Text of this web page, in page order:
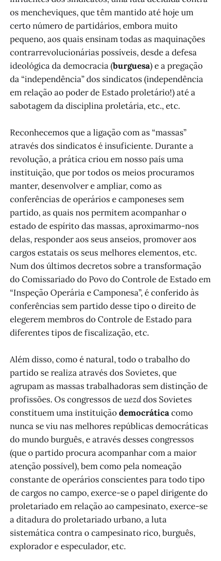
os mencheviques, que têm mantido até hoje um
certo número de partidários, embora muito
pequeno, aos quais ensinam todas as maquinações
contrarrevolucionárias possíveis, desde a defesa
ideológica da democracia (burguesa) e a pregação
da “independência” dos sindicatos (independência
em relação ao poder de Estado proletário!) até a
sabotagem da disciplina proletária, etc., etc.
Reconhecemos que a ligação com as “massas”
através dos sindicatos é insuficiente. Durante a
revolução, a prática criou em nosso país uma
instituição, que por todos os meios procuramos
manter, desenvolver e ampliar, como as
conferências de operários e camponeses sem
partido, as quais nos permitem acompanhar o
estado de espírito das massas, aproximarmo-nos
delas, responder aos seus anseios, promover aos
cargos estatais os seus melhores elementos, etc.
Num dos últimos decretos sobre a transformação
do Comissariado do Povo do Controle de Estado em
“Inspeção Operária e Camponesa”, é conferido às
conferências sem partido desse tipo o direito de
elegerem membros do Controle de Estado para
diferentes tipos de fiscalização, etc.
Além disso, como é natural, todo o trabalho do
partido se realiza através dos Sovietes, que
agrupam as massas trabalhadoras sem distinção de
profissões. Os congressos deuezddos Sovietes
constituem uma instituiçãodemocráticacomo
nunca se viu nas melhores repúblicas democráticas
do mundo burguês, e através desses congressos
(que o partido procura acompanhar com a maior
atenção possível), bem como pela nomeação
constante de operários conscientes para todo tipo
de cargos no campo, exerce-se o papel dirigente do
proletariado em relação ao campesinato, exerce-se
a ditadura do proletariado urbano, a luta
sistemática contra o campesinato rico, burguês,
explorador e especulador, etc.